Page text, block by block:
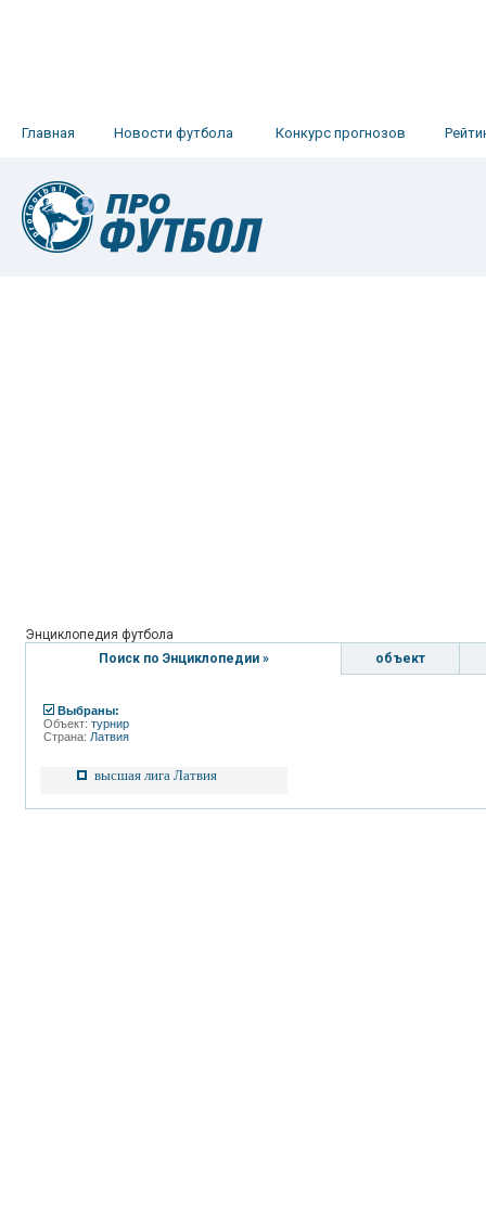
Главная Новости футбола Конкурс прогнозов
Энциклопедия футбола
Поиск по Энциклопедии »
объект
Выбраны:
Объект: турнир
Страна: Латвия
высшая лига Латвия